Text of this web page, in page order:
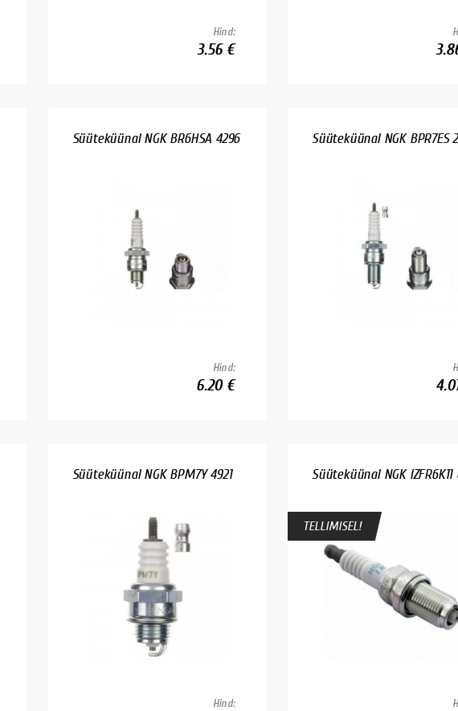
Hind:
3.56 €
Süüteküünal NGK BR6HSA 4296
Hind:
6.20 €
Süüteküünal NGK BPR7ES
Süüteküünal NGK BPM7Y 4921
Hind:
Süüteküünal NGK IZFR6K11
TELLIMISEL!